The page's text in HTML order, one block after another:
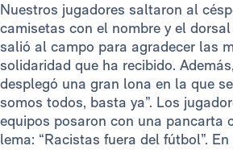
Nuestros jugadores saltaron al
camisetas con el nombre y el
salió al campo para agradecer las
solidaridad que ha recibido.
desplegó una gran lona en la que
somos todos, basta ya”. Los
equipos posaron con una pancarta
lema: “Racistas fuera del fútbol”.